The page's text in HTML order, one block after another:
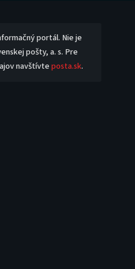
portál. Nie je
pošty, a. s. Pre
navštívteposta.sk.